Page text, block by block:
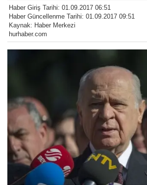
Haber Giriş Tarihi: 01.09.2017 06:51
Haber Güncellenme Tarihi: 01.09.2017 09:51
Kaynak: Haber Merkezi
hurhaber.com